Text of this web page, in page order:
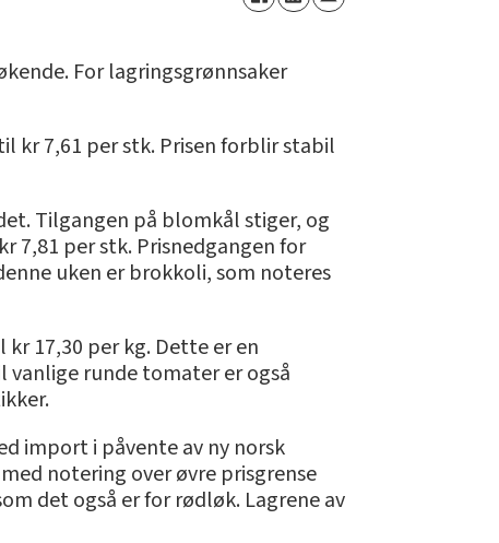
For lagringsgrønnsaker
kr 7,61 per stk. Prisen forblir stabil
Tilgangen på blomkål stiger, og
7,81 per stk. Prisnedgangen for
uken er brokkoli, som noteres
17,30 per kg. Dette er en
runde tomater er også
import i påvente av ny norsk
notering over øvre prisgrense
det også er for rødløk. Lagrene av